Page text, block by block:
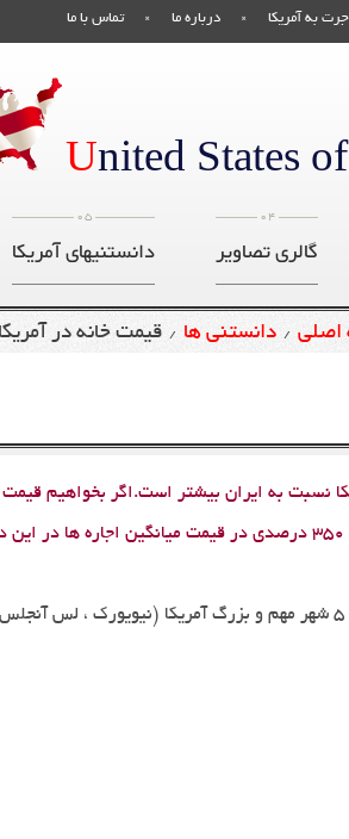
تماس با ما درباره ما به آمریکا
United States
05
دانستنیهای آمریکا
04
گالری تصاویر
اصلی /دانستنی ها /قیمت خانه در آمریکا
نسبت به ایران بیشتر است.اگر بخواهیم قیمت
آپارتمان در نیویورک آمریکا را با شهری مثل تهران مقایسه کنیم متوجه اختلاف 350 درصدی در قیمت میانگین اجاره
در این بخش به مقایسه قیمت های میانگین اجاره و خرید و فروش آپارتمان در 5 شهر مهم و بزرگ آمریکا (نیویورک ، لس